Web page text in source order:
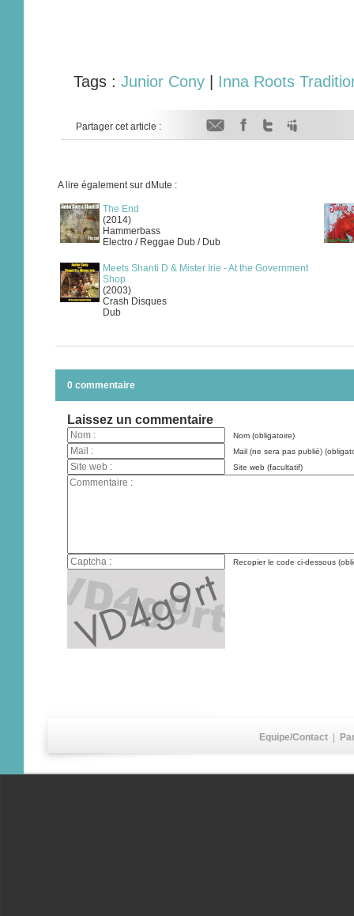
Tags : Junior Cony Inna Roots
Partager cet article :
A lire également sur dMute :
The End
(2014)
Hammerbass
Electro / Reggae Dub / Dub
Meets Shanti D & Mister Irie - At the Government
Shop
(2003)
Crash Disques
Dub
0 commentaire
Laissez un commentaire
Nom (obligatoire)
Mail (ne sera pas publié)
Site web (facultatif)
Recopier le code ci-dessous
Equipe/Contact